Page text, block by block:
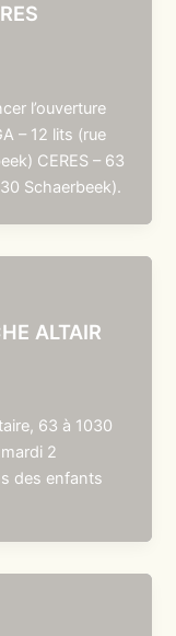
l’ouverture
– 12 lits (rue
CERES – 63
Schaerbeek).
ALTAIR
63 à 1030
2
des enfants